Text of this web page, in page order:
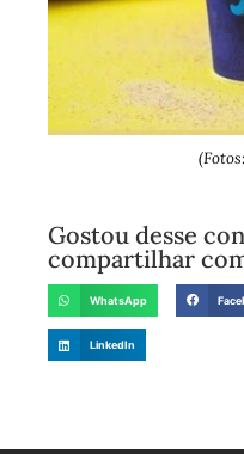
Gostou desse
compartilhar
WhatsApp
LinkedIn